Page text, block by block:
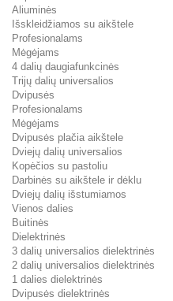
Aliuminės
Išskleidžiamos su aikštele
Profesionalams
Mėgėjams
4 dalių daugiafunkcinės
Trijų dalių universalios
Dvipusės
Profesionalams
Mėgėjams
Dvipusės plačia aikštele
Dviejų dalių universalios
Kopėčios su pastoliu
Darbinės su aikštele ir dėklu
Dviejų dalių išstumiamos
Vienos dalies
Buitinės
Dielektrinės
3 dalių universalios dielektrinės
2 dalių universalios dielektrinės
1 dalies dielektrinės
Dvipusės dielektrinės